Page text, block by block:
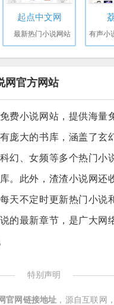
起点中文网
最新热门小说网站
网官方网站
费小说网站，提供海量
庞大的书库，涵盖了玄
幻、女频等多个热门小
。此外，渣渣小说网还
天不定时更新热门小说
的最新章节，是广大网
特别声明
官网链接地址 ，源自互联网